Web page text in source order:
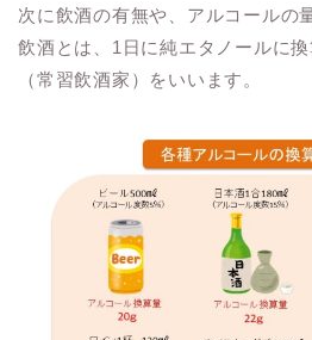
次に飲酒の有無や、アルコールの
飲酒とは、1日に純エタノールに
（常習飲酒家）をいいます。